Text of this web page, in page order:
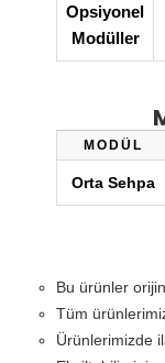
Opsiyonel
Modüller
MODÜL
Orta Sehpa
Bu ürünler
Tüm
Ürünlerimizde